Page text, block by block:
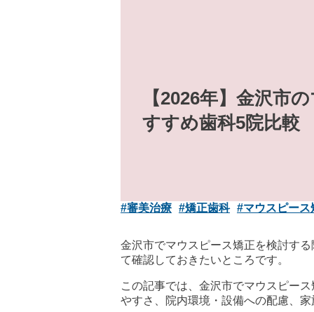
【2026年】金沢市
すすめ歯科5院比較
#審美治療 #矯正歯科 #マウスピース
金沢市でマウスピース矯正を検討す
て確認しておきたいところです。
この記事では、金沢市でマウスピー
やすさ、院内環境・設備への配慮、